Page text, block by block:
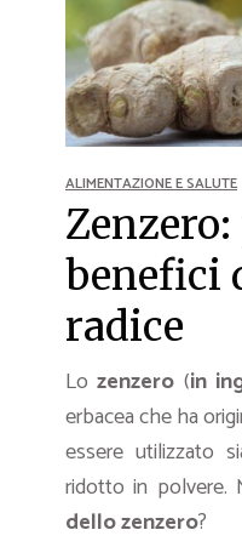
ALIMENTAZIONE E SALUTE
benefici
radice
Lozenzero (in
erbacea che ha
essere utilizzato
ridotto in polvere.
dello zenzero?